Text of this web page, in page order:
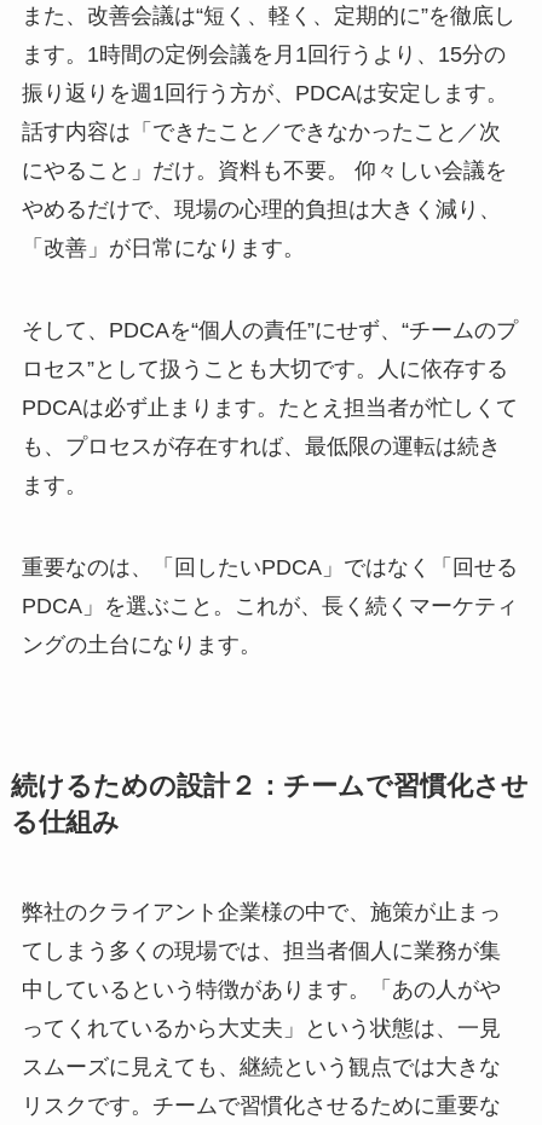
また、改善会議は“短く、軽く、定期的に”を徹底し
ます。1時間の定例会議を月1回行うより、15分の
振り返りを週1回行う方が、PDCAは安定します。
話す内容は「できたこと／できなかったこと／次
にやること」だけ。資料も不要。 仰々しい会議を
やめるだけで、現場の心理的負担は大きく減り、
「改善」が日常になります。
そして、PDCAを“個人の責任”にせず、“チームのプ
ロセス”として扱うことも大切です。人に依存する
PDCAは必ず止まります。たとえ担当者が忙しくて
も、プロセスが存在すれば、最低限の運転は続き
ます。
重要なのは、「回したいPDCA」ではなく「回せる
PDCA」を選ぶこと。これが、長く続くマーケティ
ングの土台になります。
続けるための設計２：チームで習慣化させ
る仕組み
弊社のクライアント企業様の中で、施策が止まっ
てしまう多くの現場では、担当者個人に業務が集
中しているという特徴があります。「あの人がや
ってくれているから大丈夫」という状態は、一見
スムーズに見えても、継続という観点では大きな
リスクです。チームで習慣化させるために重要な